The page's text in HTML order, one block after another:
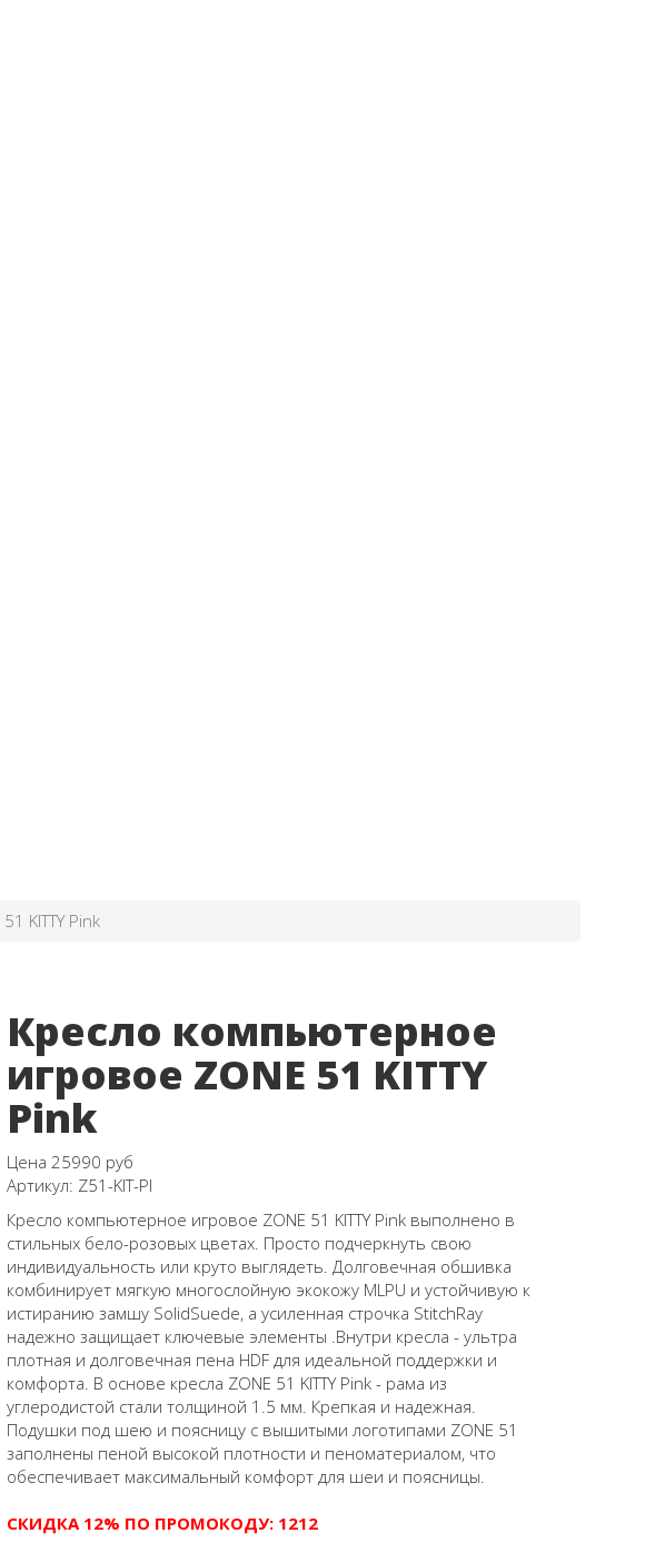
KITTY Pink
Кресло компьютерное
игровое ZONE 51 KITTY
Pink
Цена25990 руб
Артикул: Z51-KIT-PI
Кресло компьютерное игровое ZONE 51 KITTY Pink выполнено в
стильных бело-розовых цветах. Просто подчеркнуть свою
индивидуальность или круто выглядеть. Долговечная обшивка
комбинирует мягкую многослойную экокожу MLPU и устойчивую к
истиранию замшу SolidSuede, а усиленная строчка StitchRay
надежно защищает ключевые элементы .Внутри кресла - ультра
плотная и долговечная пена HDF для идеальной поддержки и
комфорта. В основе кресла ZONE 51 KITTY Pink - рама из
углеродистой стали толщиной 1.5 мм. Крепкая и надежная.
Подушки под шею и поясницу с вышитыми логотипами ZONE 51
заполнены пеной высокой плотности и пеноматериалом, что
обеспечивает максимальный комфорт для шеи и поясницы.
СКИДКА 12% ПО ПРОМОКОДУ: 1212